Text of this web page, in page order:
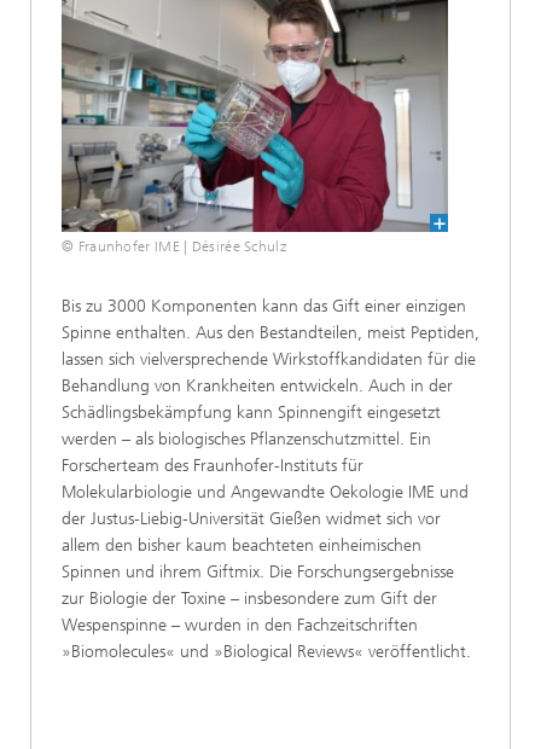
© Fraunhofer IME | Désirée Schulz
Bis zu 3000 Komponenten kann das Gift einer einzigen
Spinne enthalten. Aus den Bestandteilen, meist Peptiden,
lassen sich vielversprechende Wirkstoffkandidaten für die
Behandlung von Krankheiten entwickeln. Auch in der
Schädlingsbekämpfung kann Spinnengift eingesetzt
werden – als biologisches Pflanzenschutzmittel. Ein
Forscherteam des Fraunhofer-Instituts für
Molekularbiologie und Angewandte Oekologie IME und
der Justus-Liebig-Universität Gießen widmet sich vor
allem den bisher kaum beachteten einheimischen
Spinnen und ihrem Giftmix. Die Forschungsergebnisse
zur Biologie der Toxine – insbesondere zum Gift der
Wespenspinne – wurden in den Fachzeitschriften
»Biomolecules« und »Biological Reviews« veröffentlicht.